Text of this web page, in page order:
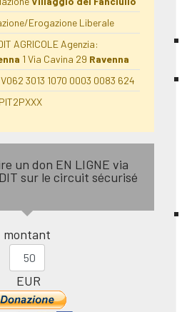
Erogazione Liberale
AGRICOLE Agenzia:
1 Via Cavina 29 Ravenna
3013 1070 0003 0083 624
un don EN LIGNE via
sur le circuit sécurisé
montant
EUR